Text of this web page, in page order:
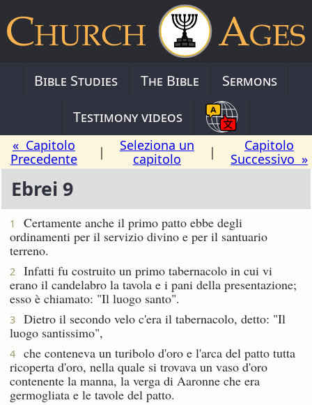
Bible Studies The Bible
Sermons
Testimony videos
« Capitolo
Precedente
|
Seleziona un
capitolo
|
Capitolo
Successivo »
Ebrei 9
1
Certamente anche il primo patto ebbe degli
ordinamenti per il servizio divino e per il santuario
terreno.
2
Infatti fu costruito un primo tabernacolo in cui vi
erano il candelabro la tavola e i pani della presentazione;
esso è chiamato: "Il luogo santo".
3
Dietro il secondo velo c'era il tabernacolo, detto: "Il
luogo santissimo",
4
che conteneva un turibolo d'oro e l'arca del patto tutta
ricoperta d'oro, nella quale si trovava un vaso d'oro
contenente la manna, la verga di Aaronne che era
germogliata e le tavole del patto.